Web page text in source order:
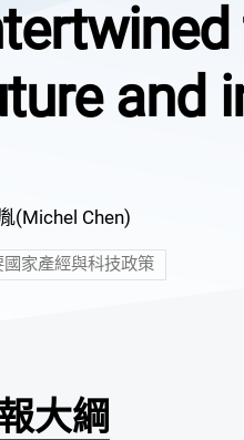
and
(Michel Chen)
國家產經與科技政策
大綱